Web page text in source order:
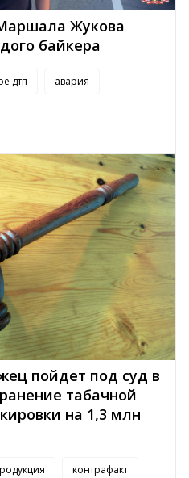
Жукова
байкера
дтп авария
пойдет под суд в
табачной
на 1,3 млн
контрафакт